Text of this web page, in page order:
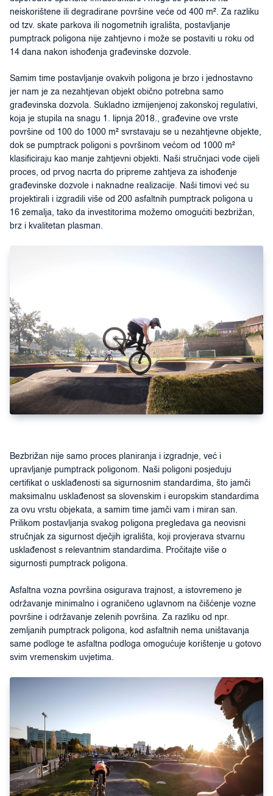
neiskorištene ili degradirane površine veće od 400 m². Za razliku
od tzv. skate parkova ili nogometnih igrališta, postavljanje
pumptrack poligona nije zahtjevno i može se postaviti u roku od
14 dana nakon ishođenja građevinske dozvole.
Samim time postavljanje ovakvih poligona je brzo i jednostavno
jer nam je za nezahtjevan objekt obično potrebna samo
građevinska dozvola. Sukladno izmijenjenoj zakonskoj regulativi,
koja je stupila na snagu 1. lipnja 2018., građevine ove vrste
površine od 100 do 1000 m² svrstavaju se u nezahtjevne objekte,
dok se pumptrack poligoni s površinom većom od 1000 m²
klasificiraju kao manje zahtjevni objekti. Naši stručnjaci vode cijeli
proces, od prvog nacrta do pripreme zahtjeva za ishođenje
građevinske dozvole i naknadne realizacije. Naši timovi već su
projektirali i izgradili više od 200 asfaltnih pumptrack poligona u
16 zemalja, tako da investitorima možemo omogućiti bezbrižan,
brz i kvalitetan plasman.
Bezbrižan nije samo proces planiranja i izgradnje, već i
upravljanje pumptrack poligonom. Naši poligoni posjeduju
certifikat o usklađenosti sa sigurnosnim standardima, što jamči
maksimalnu usklađenost sa slovenskim i europskim standardima
za ovu vrstu objekata, a samim time jamči vam i miran san.
Prilikom postavljanja svakog poligona pregledava ga neovisni
stručnjak za sigurnost dječjih igrališta, koji provjerava stvarnu
usklađenost s relevantnim standardima. Pročitajte više o
sigurnosti pumptrack poligona.
Asfaltna vozna površina osigurava trajnost, a istovremeno je
održavanje minimalno i ograničeno uglavnom na čišćenje vozne
površine i održavanje zelenih površina. Za razliku od npr.
zemljanih pumptrack poligona, kod asfaltnih nema uništavanja
same podloge te asfaltna podloga omogućuje korištenje u gotovo
svim vremenskim uvjetima.